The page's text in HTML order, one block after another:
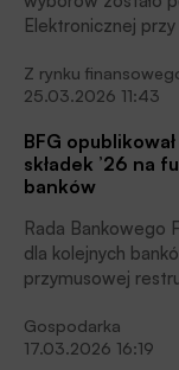
Elektronicznej
kompetencji oraz
polskiego sektora
Z rynku
25.03.2026 11:43
BFG
składek ’26 na
banków
Rada Bankowego
dla kolejnych
przymusowej
roku, podały banki.
Gospodarka
17.03.2026 16:19